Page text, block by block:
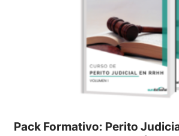
Pack Formativo: Perito